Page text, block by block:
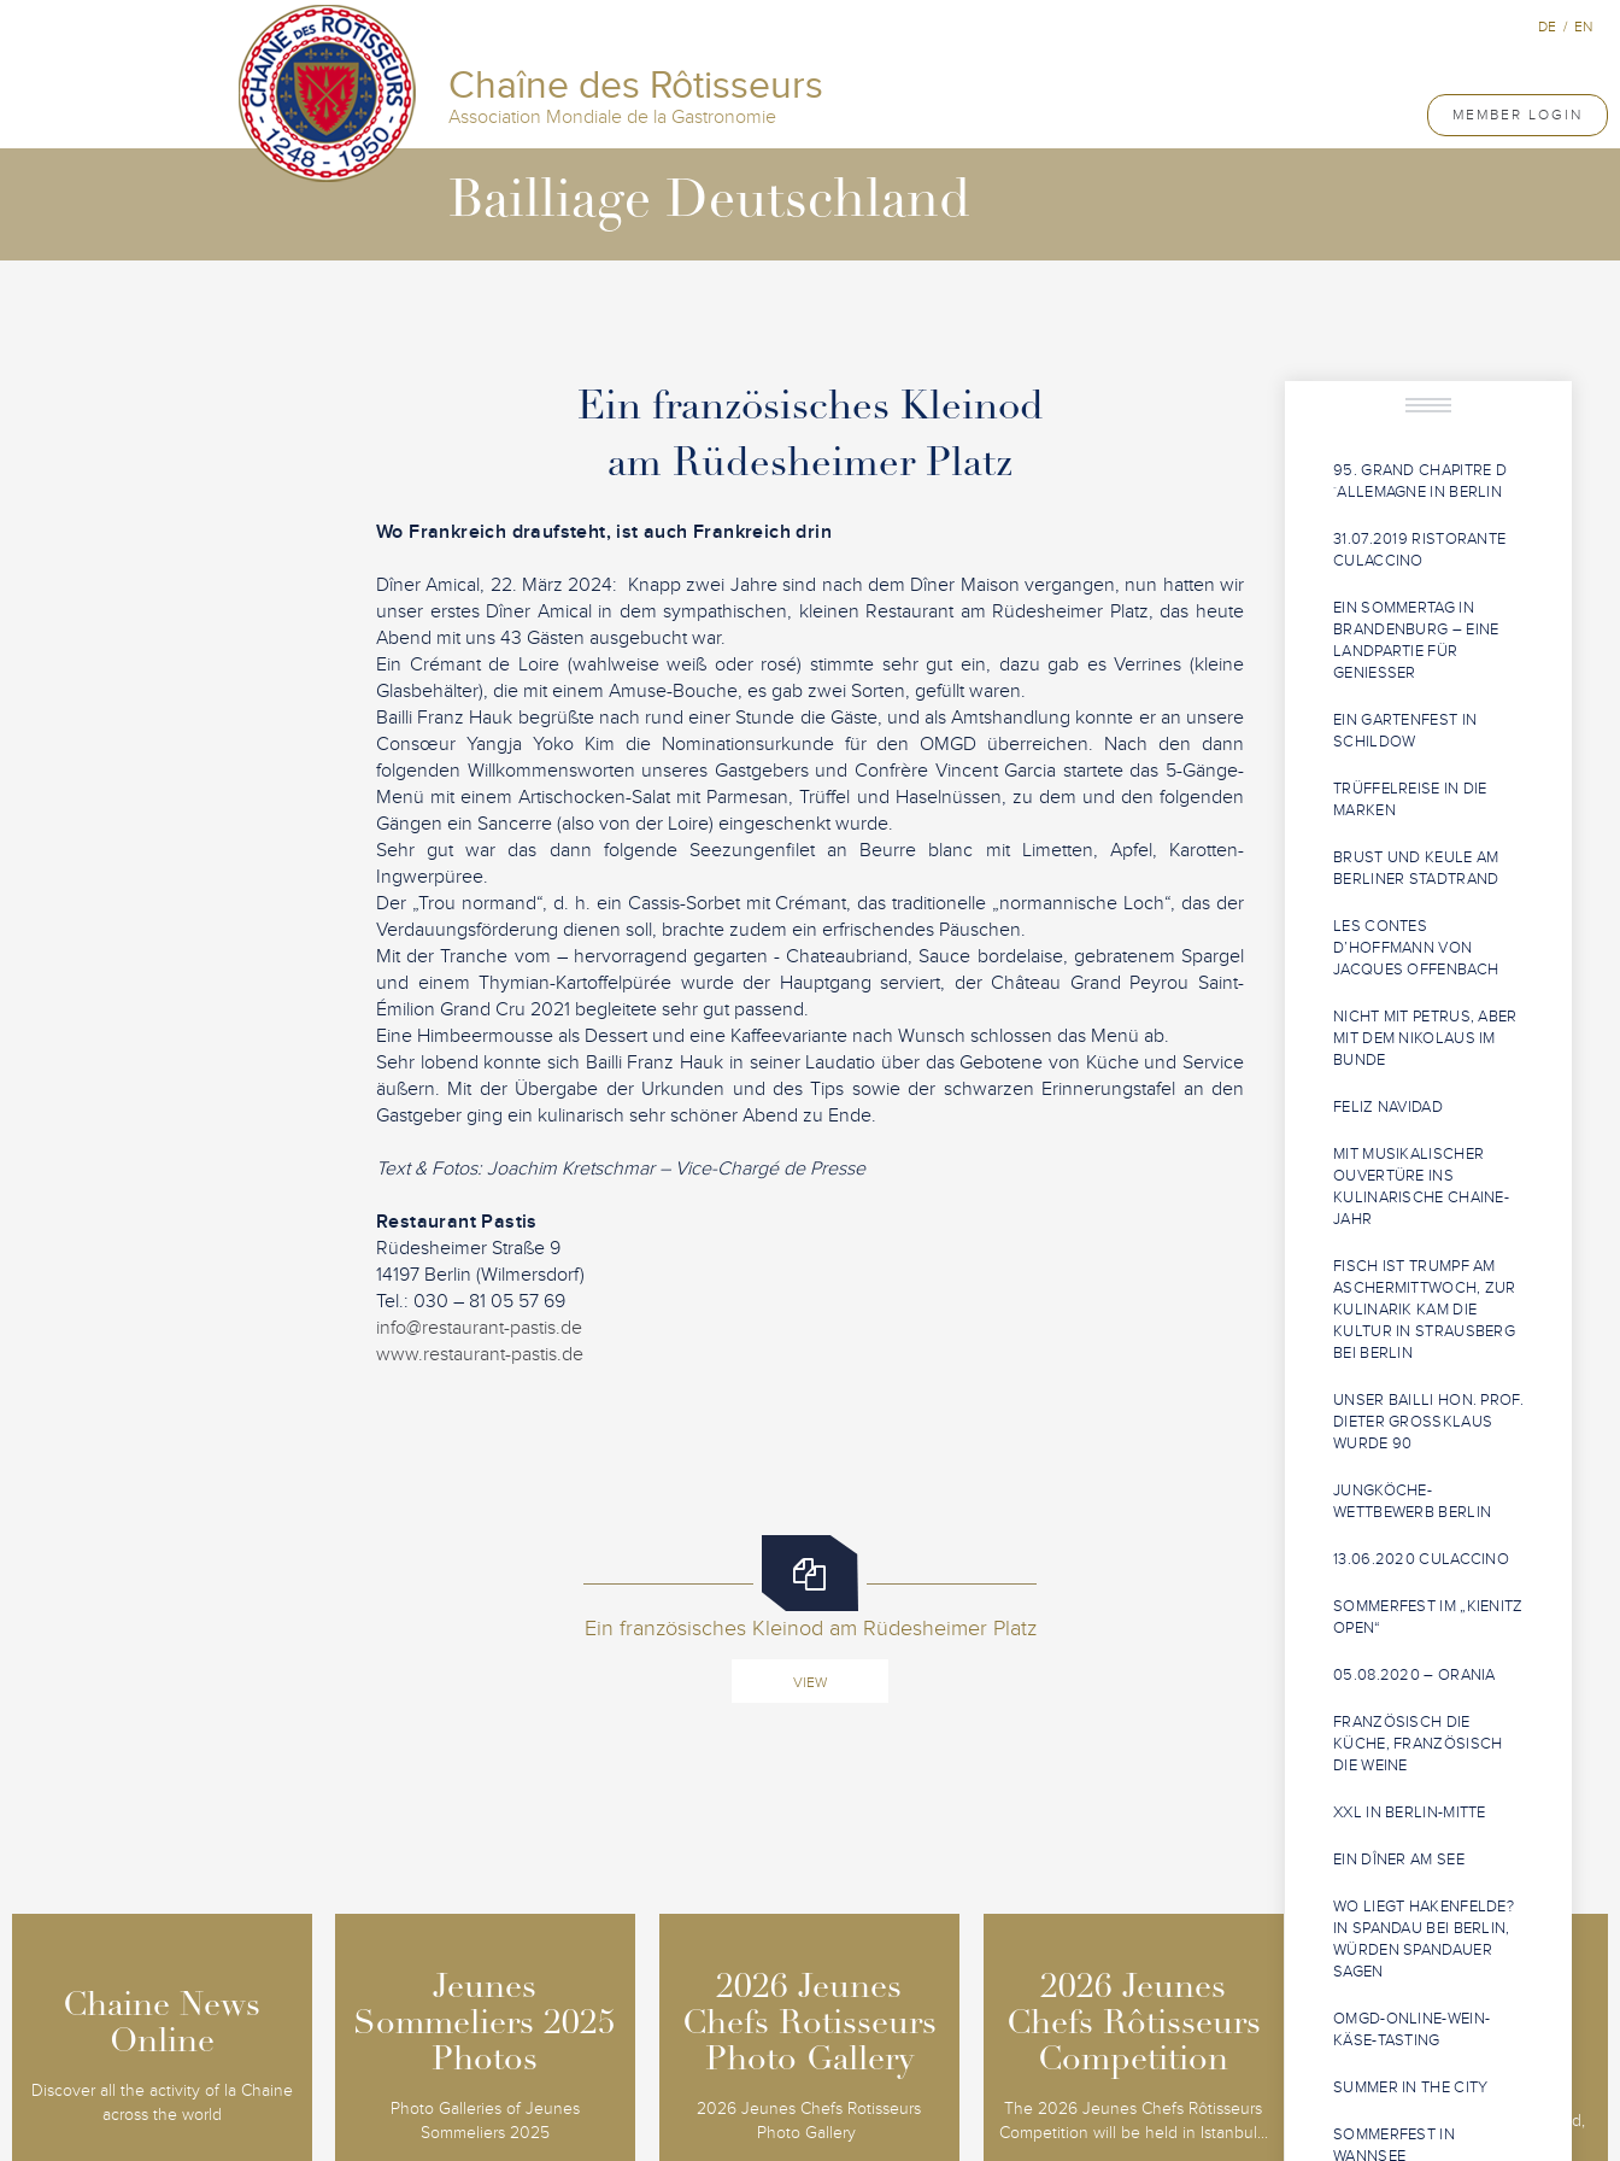
Chaîne des Rôtisseurs
Association Mondiale de la Gastronomie MEMBER LOGIN
DE / EN
Bailliage Deutschland
Ein französisches Kleinod
am Rüdesheimer Platz
Wo Frankreich draufsteht, ist auch Frankreich drin
Dîner Amical, 22. März 2024: Knapp zwei Jahre sind nach dem Dîner Maison vergangen, nun hatten wir
unser erstes Dîner Amical in dem sympathischen, kleinen Restaurant am Rüdesheimer Platz, das heute
Abend mit uns 43 Gästen ausgebucht war.
Ein Crémant de Loire (wahlweise weiß oder rosé) stimmte sehr gut ein, dazu gab es Verrines (kleine
Glasbehälter), die mit einem Amuse-Bouche, es gab zwei Sorten, gefüllt waren.
Bailli Franz Hauk begrüßte nach rund einer Stunde die Gäste, und als Amtshandlung konnte er an unsere
Consœur Yangja Yoko Kim die Nominationsurkunde für den OMGD überreichen. Nach den dann
folgenden Willkommensworten unseres Gastgebers und Confrère Vincent Garcia startete das 5-Gänge-
Menü mit einem Artischocken-Salat mit Parmesan, Trüffel und Haselnüssen, zu dem und den folgenden
Gängen ein Sancerre (also von der Loire) eingeschenkt wurde.
Sehr gut war das dann folgende Seezungenfilet an Beurre blanc mit Limetten, Apfel, Karotten-
Ingwerpüree.
Der „Trou normand“, d. h. ein Cassis-Sorbet mit Crémant, das traditionelle „normannische Loch“, das der
Verdauungsförderung dienen soll, brachte zudem ein erfrischendes Päuschen.
Mit der Tranche vom – hervorragend gegarten - Chateaubriand, Sauce bordelaise, gebratenem Spargel
und einem Thymian-Kartoffelpürée wurde der Hauptgang serviert, der Château Grand Peyrou Saint-
Émilion Grand Cru 2021 begleitete sehr gut passend.
Eine Himbeermousse als Dessert und eine Kaffeevariante nach Wunsch schlossen das Menü ab.
Sehr lobend konnte sich Bailli Franz Hauk in seiner Laudatio über das Gebotene von Küche und Service
äußern. Mit der Übergabe der Urkunden und des Tips sowie der schwarzen Erinnerungstafel an den
Gastgeber ging ein kulinarisch sehr schöner Abend zu Ende.
Text & Fotos: Joachim Kretschmar – Vice-Chargé de Presse
Restaurant Pastis
Rüdesheimer Straße 9
14197 Berlin (Wilmersdorf)
Tel.: 030 – 81 05 57 69
info@restaurant-pastis.de
www.restaurant-pastis.de
Ein französisches Kleinod am Rüdesheimer Platz
VIEW
95. GRAND CHAPITRE D
´ALLEMAGNE IN BERLIN
31.07.2019 RISTORANTE
CULACCINO
EIN SOMMERTAG IN
BRANDENBURG – EINE
LANDPARTIE FÜR
GENIESSER
EIN GARTENFEST IN
SCHILDOW
TRÜFFELREISE IN DIE
MARKEN
BRUST UND KEULE AM
BERLINER STADTRAND
LES CONTES
D’HOFFMANN VON
JACQUES OFFENBACH
NICHT MIT PETRUS, ABER
MIT DEM NIKOLAUS IM
BUNDE
FELIZ NAVIDAD
MIT MUSIKALISCHER
OUVERTÜRE INS
KULINARISCHE CHAINE-
JAHR
FISCH IST TRUMPF AM
ASCHERMITTWOCH, ZUR
KULINARIK KAM DIE
KULTUR IN STRAUSBERG
BEI BERLIN
UNSER BAILLI HON. PROF.
DIETER GROSSKLAUS W
URDE 90
JUNGKÖCHE-
WETTBEWERB BERLIN
13.06.2020 CULACCINO
SOMMERFEST IM „KIENITZ
OPEN“
05.08.2020 – ORANIA
FRANZÖSISCH DIE
KÜCHE, FRANZÖSISCH
DIE WEINE
XXL IN BERLIN-MITTE
EIN DÎNER AM SEE
WO LIEGT HAKENFELDE?
IN SPANDAU BEI BERLIN,
WÜRDEN SPANDAUER
SAGEN
OMGD-ONLINE-WEIN-
KÄSE-TASTING
SUMMER IN THE CITY
SOMMERFEST IN
WANNSEE
Chaine News
Online
Discover all the activity of la Chaine
across the world
Chaine News
Online
Jeunes
Sommeliers 2025
Photos
Photo Galleries of Jeunes
Sommeliers 2025
Jeunes
Sommeliers 2025
Photos
2026 Jeunes
Chefs Rotisseurs
Photo Gallery
2026 Jeunes Chefs Rotisseurs
Photo Gallery
2026 Jeunes
Chefs Rotisseurs
Photo Gallery
2026 Jeunes
Chefs Rôtisseurs
Competition
The 2026 Jeunes Chefs Rôtisseurs
Competition will be held in Istanbul...
2026 Jeunes
Chefs Rôtisseurs
Competition
2026 Jeunes
Sommeliers
Competition
The 2026 Jeunes Sommeliers
Competition will be held in Båstad,
Sweden, 14 - 18 o...
2026 Jeunes
Sommeliers
Competition